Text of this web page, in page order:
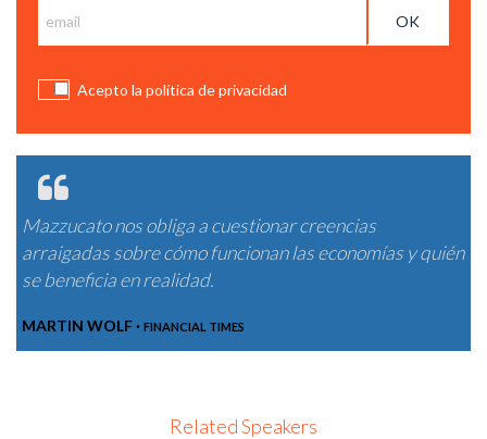
MARIANA MAZZUCATO | HOW YOUR IPHONE BECAME
SMART AND INNOVATIVE IN THE PUBLIC SECTOR | ELLEN
Acepto la política de privacidad
Mazzucato nos obliga a cuestionar creencias
arraigadas sobre cómo funcionan las economías y quién
se beneficia en realidad.
MARTIN WOLF · FINANCIAL TIMES
Related Speakers